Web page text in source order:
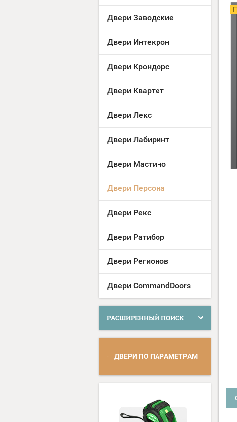
Двери Заводские
Двери Интекрон
Двери Крондорс
Двери Квартет
Двери Лекс
Двери Лабиринт
Двери Мастино
Двери Персона
Двери Рекс
Двери Ратибор
Двери Регионов
Двери CommandDoors
РАСШИРЕННЫЙ ПОИСК
ДВЕРИ ПО ПАРАМЕТРАМ